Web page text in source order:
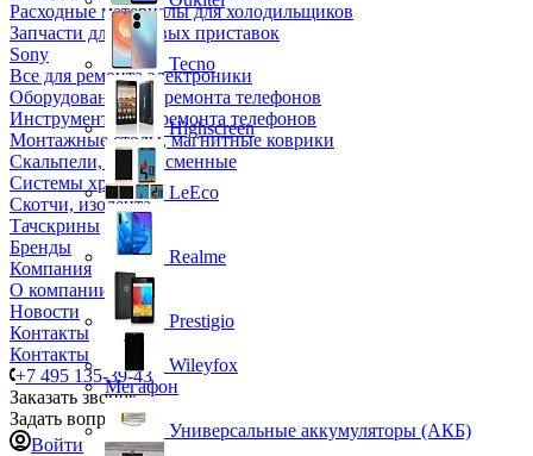
Расходные материалы для холодильщиков
Запчасти для игровых приставок
Sony
Все для ремонта электроники
Оборудование для ремонта телефонов
Инструменты для ремонта телефонов
Монтажные столы, магнитные коврики
Скальпели, лезвия сменные
Системы хранения
Скотчи, изолента
Тачскрины
Бренды
Компания
О компании
Новости
Контакты
Контакты
+7 495 135-39-43
Заказать звонок
Задать вопрос
Войти
Tecno
Highscreen
LeEco
Realme
Prestigio
Wileyfox
Мегафон
Универсальные аккумуляторы (АКБ)